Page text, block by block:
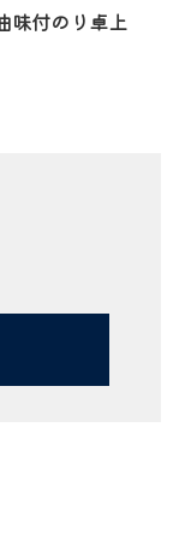
味付のり卓上